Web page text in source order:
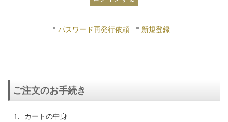
パスワード再発行依頼 新規登録
ご注文のお手続き
カートの中身